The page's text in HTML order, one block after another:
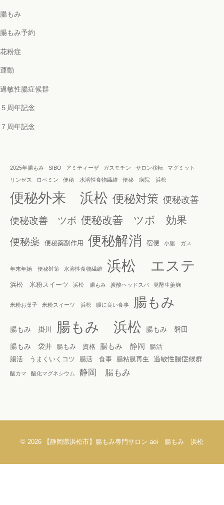
腸もみ
腸もみ予約
花粉症
運動
過敏性腸症候群
５周年記念
７周年記念
2025年腸もみ SIBO アミティーザ ガスモチン サロン移転
マグミット
リンゼス
ロペミン 便秘 水溶性食物繊維 便秘 病院 浜松
便秘外来 浜松 便秘対策 便秘改善
便秘改善 ツボ 便秘改善 ツボ 効果
便秘薬 便秘薬副作用 便秘解消 宿便 小腸 ガス
年末年始 便秘対策 水溶性食物繊維 浜松 エステ
浜松 米粉スイーツ 浜松 腸もみ 炭酸ヘッドスパ 発酵生姜麹
米粉お菓子 米粉スイーツ 浜松 腸に良い食事 腸もみ
腸もみ 掛川 腸もみ 浜松 腸もみ 磐田
腸もみ 袋井 腸もみ 資格 腸もみ 静岡
腸活
腸活 うまくいくコツ
腸活 食事 腸粘膜再生 過敏性腸症候群
酸カマ 酸化マグネシウム 静岡 腸もみ
© 2026 【静岡県浜松市】腸もみ専門サロン aoi 腸もみ 浜松